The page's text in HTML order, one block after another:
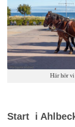
Här hör
Start i